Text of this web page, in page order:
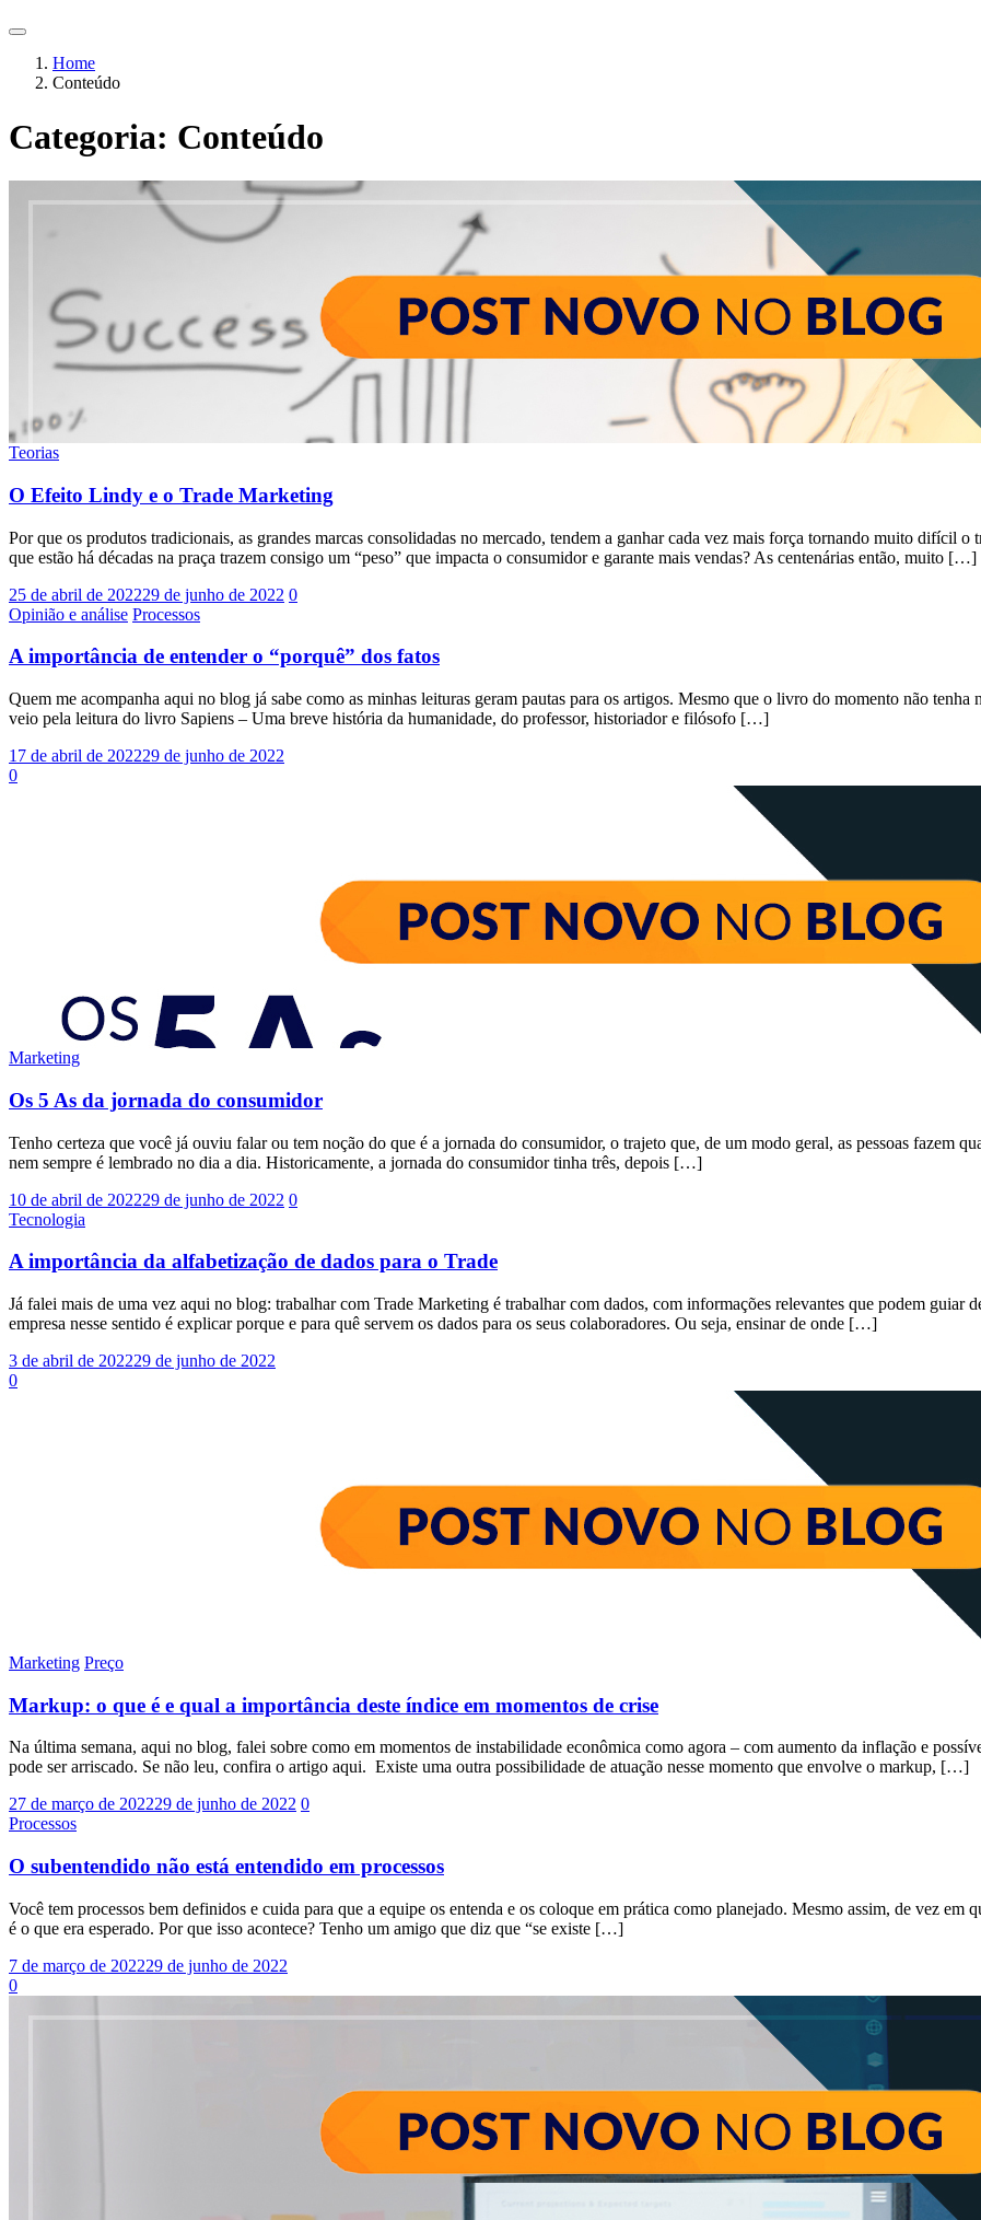
Home
Conteúdo
Categoria: Conteúdo
Teorias
O Efeito Lindy e o Trade Marketing
Por que os produtos tradicionais, as grandes marcas consolidadas no mercado, tendem a ganhar cada vez mais força tornando muito difícil
que estão há décadas na praça trazem consigo um “peso” que impacta o consumidor e garante mais vendas? As centenárias então, muito […]
25 de abril de 202229 de junho de 2022 0
Opinião e análise Processos
A importância de entender o “porquê” dos fatos
Quem me acompanha aqui no blog já sabe como as minhas leituras geram pautas para os artigos. Mesmo que o livro do momento não
veio pela leitura do livro Sapiens – Uma breve história da humanidade, do professor, historiador e filósofo […]
17 de abril de 202229 de junho de 2022
0
Marketing
Os 5 As da jornada do consumidor
Tenho certeza que você já ouviu falar ou tem noção do que é a jornada do consumidor, o trajeto que, de um modo geral, as pessoas fazem
nem sempre é lembrado no dia a dia. Historicamente, a jornada do consumidor tinha três, depois […]
10 de abril de 202229 de junho de 2022 0
Tecnologia
A importância da alfabetização de dados para o Trade
Já falei mais de uma vez aqui no blog: trabalhar com Trade Marketing é trabalhar com dados, com informações relevantes que podem guiar
empresa nesse sentido é explicar porque e para quê servem os dados para os seus colaboradores. Ou seja, ensinar de onde […]
3 de abril de 202229 de junho de 2022
0
Marketing Preço
Markup: o que é e qual a importância deste índice em momentos de crise
Na última semana, aqui no blog, falei sobre como em momentos de instabilidade econômica como agora – com aumento da inflação e
pode ser arriscado. Se não leu, confira o artigo aqui. Existe uma outra possibilidade de atuação nesse momento que envolve o markup, […]
27 de março de 202229 de junho de 2022 0
Processos
O subentendido não está entendido em processos
Você tem processos bem definidos e cuida para que a equipe os entenda e os coloque em prática como planejado. Mesmo assim, de vez
é o que era esperado. Por que isso acontece? Tenho um amigo que diz que “se existe […]
7 de março de 202229 de junho de 2022
0